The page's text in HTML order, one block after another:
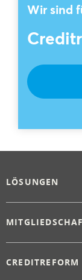
Wir sind
LÖSUNGEN
CREDITREFORM